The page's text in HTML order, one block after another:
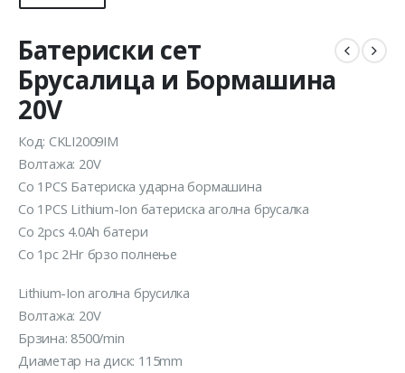
Батериски сет
Брусалица и Бормашина
20V
Код: CKLI2009IM
Волтажа: 20V
Со 1PCS Батериска ударна бормашина
Со 1PCS Lithium-Ion батериска аголна брусалка
Со 2pcs 4.0Ah батери
Со 1pc 2Hr брзо полнење
Lithium-Ion аголна брусилка
Волтажа: 20V
Брзина: 8500/min
Диаметар на диск: 115mm